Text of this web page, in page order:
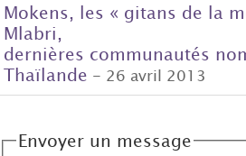
Mokens, les « gitans de la
Mlabri,
dernières communautés
Thaïlande - 26 avril 2013
Envoyer un message